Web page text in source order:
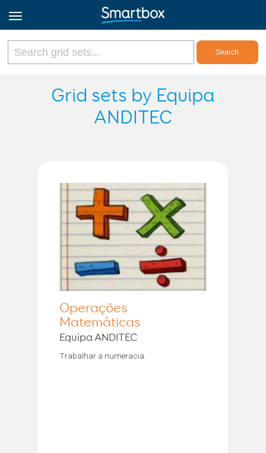
Online Grids
Log in
English
Grid sets by Equipa
ANDITEC
Operações
Matemáticas
Equipa ANDITEC
Trabalhar a numeracia.